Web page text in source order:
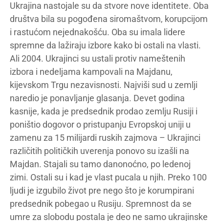
Ukrajina nastojale su da stvore nove identitete. Oba
društva bila su pogođena siromaštvom, korupcijom
i rastućom nejednakošću. Oba su imala lidere
spremne da lažiraju izbore kako bi ostali na vlasti.
Ali 2004. Ukrajinci su ustali protiv nameštenih
izbora i nedeljama kampovali na Majdanu,
kijevskom Trgu nezavisnosti. Najviši sud u zemlji
naredio je ponavljanje glasanja. Devet godina
kasnije, kada je predsednik prodao zemlju Rusiji i
poništio dogovor o pristupanju Evropskoj uniji u
zamenu za 15 milijardi ruskih zajmova – Ukrajinci
različitih političkih uverenja ponovo su izašli na
Majdan. Stajali su tamo danonoćno, po ledenoj
zimi. Ostali su i kad je vlast pucala u njih. Preko 100
ljudi je izgubilo život pre nego što je korumpirani
predsednik pobegao u Rusiju. Spremnost da se
umre za slobodu postala je deo ne samo ukrajinske